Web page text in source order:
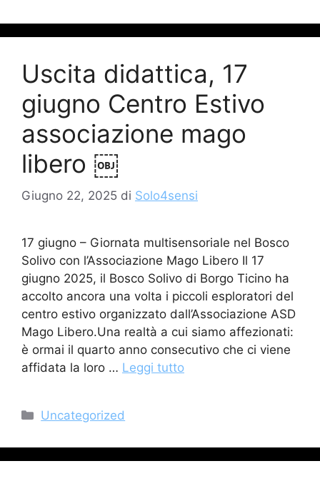
Uscita didattica, 17
giugno Centro Estivo
associazione mago
libero ￼
Giugno 22, 2025 di Solo4sensi
17 giugno – Giornata multisensoriale nel Bosco
Solivo con l’Associazione Mago Libero Il 17
giugno 2025, il Bosco Solivo di Borgo Ticino ha
accolto ancora una volta i piccoli esploratori del
centro estivo organizzato dall’Associazione ASD
Mago Libero.Una realtà a cui siamo affezionati:
è ormai il quarto anno consecutivo che ci viene
affidata la loro … Leggi tutto
Categorie
Uncategorized